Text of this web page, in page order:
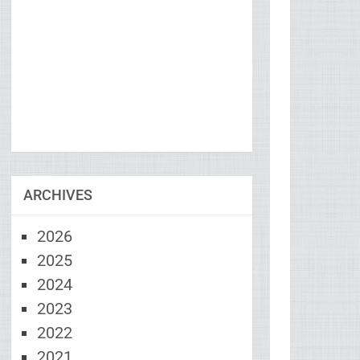
2026
2025
2024
2023